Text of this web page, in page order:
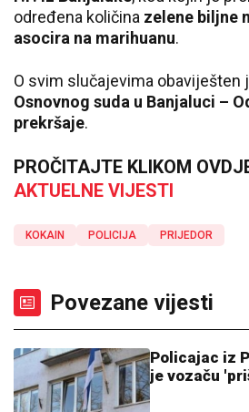
određena količina zelene biljne
asocira na marihuanu.
O svim slučajevima obaviješten
Osnovnog suda u Banjaluci –
prekršaje.
PROČITAJTE KLIKOM
AKTUELNE VIJESTI
KOKAIN POLICIJA PRIJEDOR
Povezane vijesti
Policajac iz
je vozaču